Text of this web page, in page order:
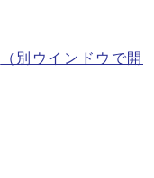
（別ウインドウで開